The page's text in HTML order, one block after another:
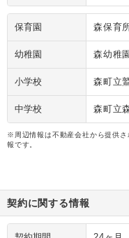
保育園 森保育
幼稚園 森幼稚園
小学校 森町立
中学校 森町立
※周辺情報は不動産会社から提供
報です。
契約に関する情報